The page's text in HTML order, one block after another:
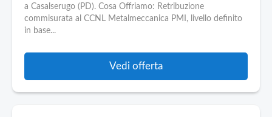
a Casalserugo (PD). Cosa Offriamo: Retribuzione
commisurata al CCNL Metalmeccanica PMI, livello definito
in base...
Vedi offerta